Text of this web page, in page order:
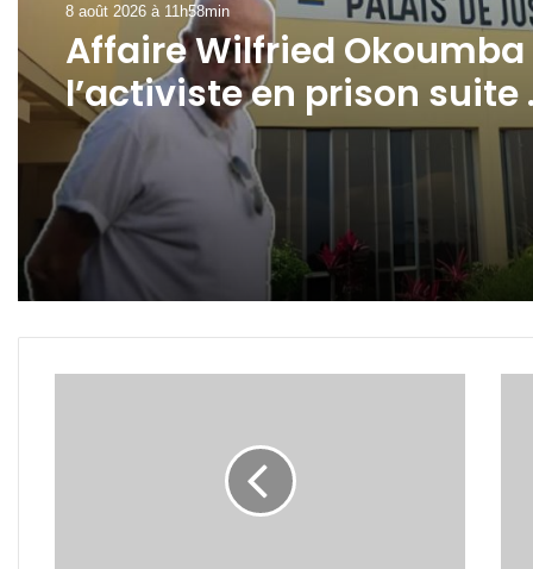
A La Une
8 août 2026 à 11h58min
Affaire Wilfried Okoumba
l’activiste en prison suite
la plainte de Pierre Duro !
7 août 2026 à 16h17min
SEEG : l’interconnexion
électrique avec la Guinée
Équatoriale avance dans
Woleu-Ntem